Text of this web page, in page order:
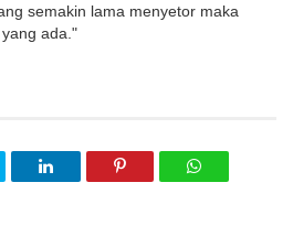
semakin lama menyetor maka
ada."